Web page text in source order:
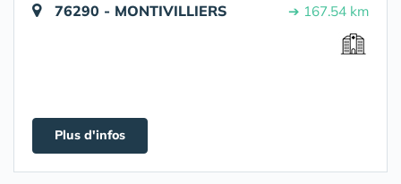
76290 - MONTIVILLIERS ➔ 167.54 km
Plus d'infos